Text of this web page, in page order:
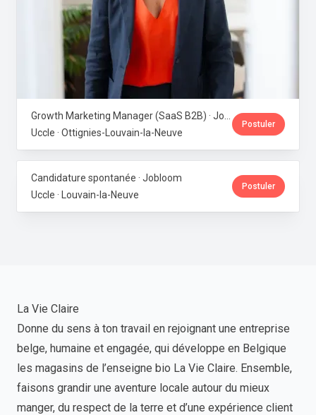
Uccle · Ottignies-Louvain-la-Neuve
Postuler
Candidature spontanée · Jobloom
Uccle · Louvain-la-Neuve
Postuler
La Vie Claire
Donne du sens à ton travail en rejoignant une entreprise
belge, humaine et engagée, qui développe en Belgique
les magasins de l’enseigne bio La Vie Claire. Ensemble,
faisons grandir une aventure locale autour du mieux
manger, du respect de la terre et d’une expérience client